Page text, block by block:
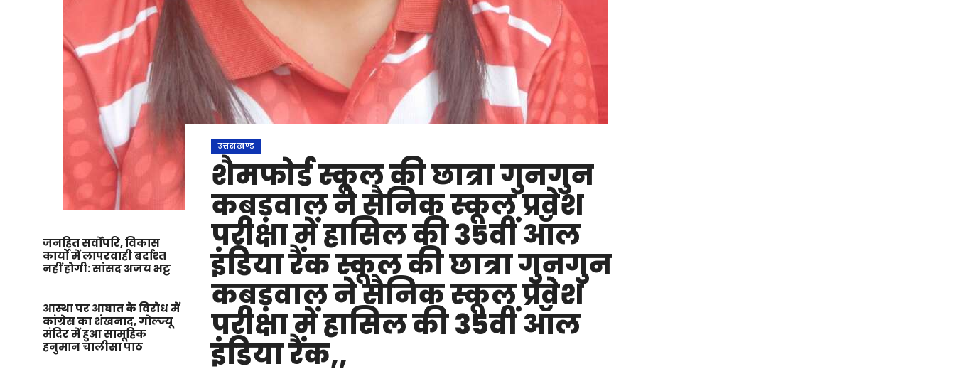
जनहित सर्वोपरि, विकास
कार्यों में लापरवाही बर्दाश्त
नहीं होगी: सांसद अजय भट्ट
आस्था पर आघात के विरोध में
कांग्रेस का शंखनाद, गोल्ज्यू
मंदिर में हुआ सामूहिक
हनुमान चालीसा पाठ
उत्तराखण्ड
शैमफोर्ड स्कूल की छात्रा गुनगुन
कबड़वाल ने सैनिक स्कूल प्रवेश
परीक्षा में हासिल की 35वीं ऑल
इंडिया रैंक स्कूल की छात्रा गुनगुन
कबड़वाल ने सैनिक स्कूल प्रवेश
परीक्षा में हासिल की 35वीं ऑल
इंडिया रैंक,,